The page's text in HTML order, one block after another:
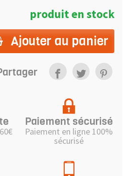
produit en stock
Ajouter au panier
Paiement sécurisé
Paiement en ligne 100%
sécurisé